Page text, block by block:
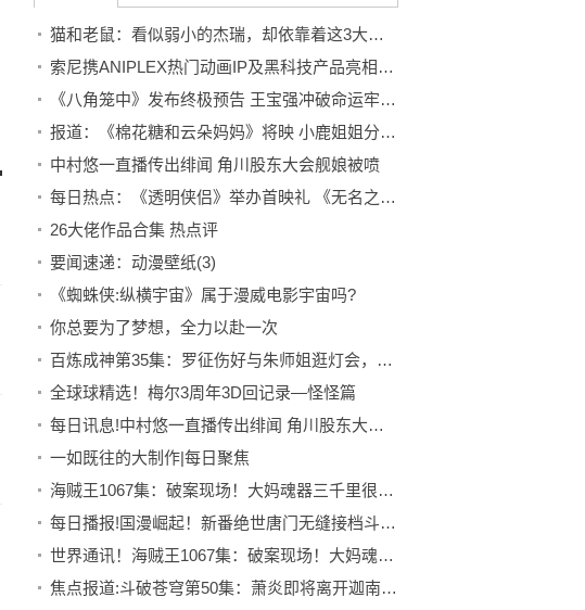
猫和老鼠：看似弱小的杰瑞，却依靠着这3大法则活到了动漫的结尾
索尼携ANIPLEX热门动画IP及黑科技产品亮相第19届中国国际动漫节
《八角笼中》发布终极预告 王宝强冲破命运牢笼_即时焦点
报道：《棉花糖和云朵妈妈》将映 小鹿姐姐分享配音感受
中村悠一直播传出绯闻 角川股东大会舰娘被喷
每日热点：《透明侠侣》举办首映礼 《无名之辈》主创喜重逢
26大佬作品合集 热点评
要闻速递：动漫壁纸(3)
《蜘蛛侠:纵横宇宙》属于漫威电影宇宙吗?
你总要为了梦想，全力以赴一次
百炼成神第35集：罗征伤好与朱师姐逛灯会，妖族半夜进攻白帝城 焦点资讯
全球球精选！梅尔3周年3D回记录—怪怪篇
每日讯息!中村悠一直播传出绯闻 角川股东大会舰娘被喷
一如既往的大制作|每日聚焦
海贼王1067集：破案现场！大妈魂器三千里很像修女，罗打穿岩浆洞
每日播报!国漫崛起！新番绝世唐门无缝接档斗罗大陆1！牛啊牛啊！
世界通讯！海贼王1067集：破案现场！大妈魂器三千里很像修女，罗打穿岩浆洞
焦点报道:斗破苍穹第50集：萧炎即将离开迦南学院，美杜莎女王回到加玛帝国